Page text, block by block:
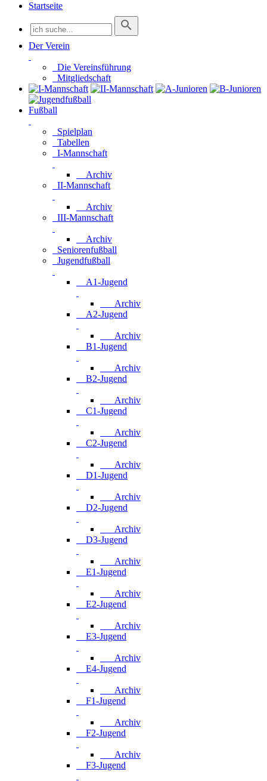
Startseite
Der Verein
Die Vereinsführung
Mitgliedschaft
Fußball
Spielplan
Tabellen
I-Mannschaft
Archiv
II-Mannschaft
Archiv
III-Mannschaft
Archiv
Seniorenfußball
Jugendfußball
A1-Jugend
Archiv
A2-Jugend
Archiv
B1-Jugend
Archiv
B2-Jugend
Archiv
C1-Jugend
Archiv
C2-Jugend
Archiv
D1-Jugend
Archiv
D2-Jugend
Archiv
D3-Jugend
Archiv
E1-Jugend
Archiv
E2-Jugend
Archiv
E3-Jugend
Archiv
E4-Jugend
Archiv
F1-Jugend
Archiv
F2-Jugend
Archiv
F3-Jugend